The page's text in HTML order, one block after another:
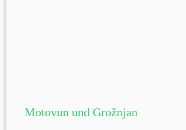
Motovun und Grožnjan